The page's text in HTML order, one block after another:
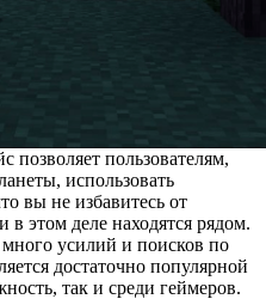
позволяет пользователям,
использовать
вы не избавитесь от
этом деле находятся рядом.
усилий и поисков по
достаточно популярной
так и среди геймеров.